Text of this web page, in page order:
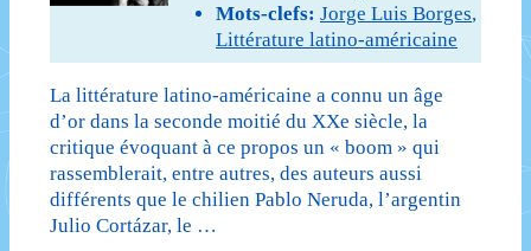
:
Pedro
Páramo
(1955)
de
Juan
Mots-clefs: Jorge Luis Borges,
Littérature latino-américaine
La littérature latino-américaine a connu un âge
d’or dans la seconde moitié du XXe siècle, la
critique évoquant à ce propos un « boom » qui
rassemblerait, entre autres, des auteurs aussi
différents que le chilien Pablo Neruda, l’argentin
Julio Cortázar, le …